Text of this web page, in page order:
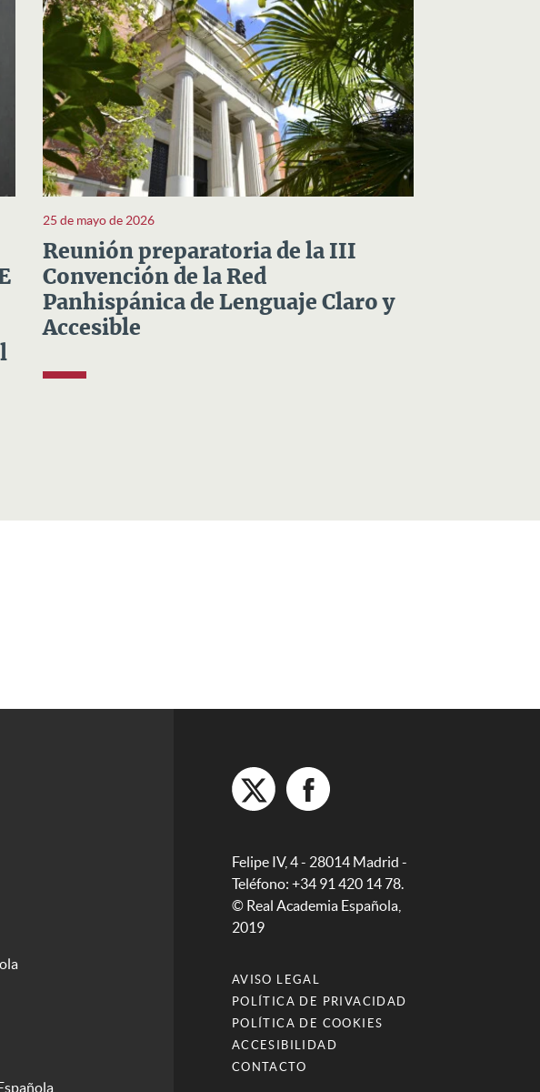
25 de mayo de 2026
Reunión preparatoria de la III
Convención de la Red
Panhispánica de Lenguaje Claro y
Accesible
Felipe IV, 4 - 28014 Madrid -
Teléfono: +34 91 420 14 78.
© Real Academia Española,
2019
AVISO LEGAL
POLÍTICA DE PRIVACIDAD
POLÍTICA DE COOKIES
ACCESIBILIDAD
CONTACTO